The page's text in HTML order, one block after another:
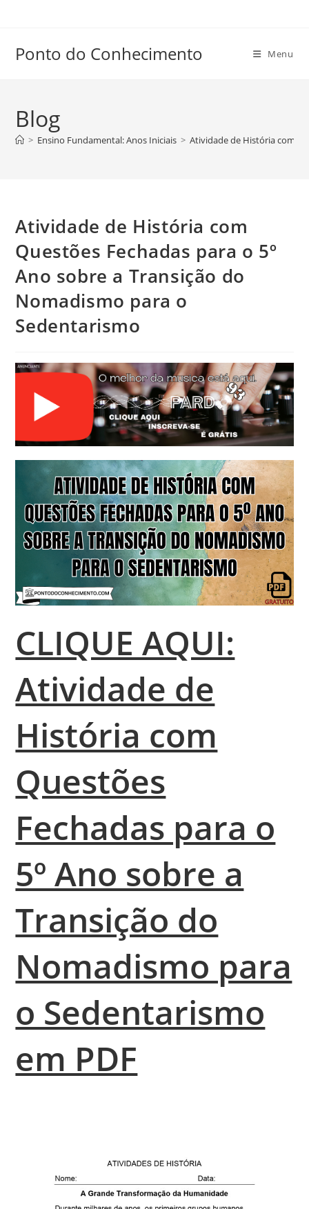
conteúdo
Ponto do Conhecimento Menu
Blog
> Ensino Fundamental: Anos Iniciais > Atividade de História com
Atividade de História com
Questões Fechadas para o 5º
Ano sobre a Transição do
Nomadismo para o
Sedentarismo
CLIQUE AQUI:
Atividade de
História com
Questões
Fechadas para o
5º Ano sobre a
Transição do
Nomadismo para
o Sedentarismo
em PDF